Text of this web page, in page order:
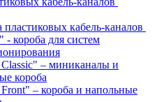
пластиковых кабель-каналов
- короба для систем
– миниканалы и
короба
– короба и напольные